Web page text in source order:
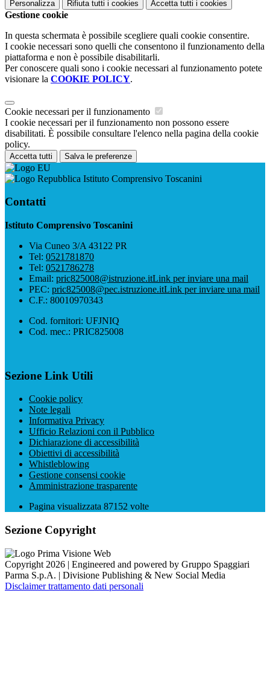
Personalizza Rifiuta tutti i cookies Accetta tutti i cookies
Gestione cookie
In questa schermata è possibile scegliere quali cookie consentire.
I cookie necessari sono quelli che consentono il funzionamento della
piattaforma e non è possibile disabilitarli.
Per conoscere quali sono i cookie necessari al funzionamento potete
visionare la COOKIE POLICY.
Cookie necessari per il funzionamento
I cookie necessari per il funzionamento non possono essere
disabilitati. È possibile consultare l'elenco nella pagina della cookie
policy.
Accetta tutti Salva le preferenze
Istituto Comprensivo Toscanini
Contatti
Istituto Comprensivo Toscanini
Via Cuneo 3/A 43122 PR
Tel: 0521781870
Tel: 0521786278
Email: pric825008@istruzione.itLink per inviare una mail
PEC: pric825008@pec.istruzione.itLink per inviare una mail
C.F.: 80010970343
Cod. fornitori: UFJNIQ
Cod. mec.: PRIC825008
Sezione Link Utili
Cookie policy
Note legali
Informativa Privacy
Ufficio Relazioni con il Pubblico
Dichiarazione di accessibilità
Obiettivi di accessibilità
Whistleblowing
Gestione consensi cookie
Amministrazione trasparente
Pagina visualizzata 87152 volte
Sezione Copyright
Copyright 2026 | Engineered and powered by Gruppo Spaggiari
Parma S.p.A. | Divisione Publishing & New Social Media
Disclaimer trattamento dati personali